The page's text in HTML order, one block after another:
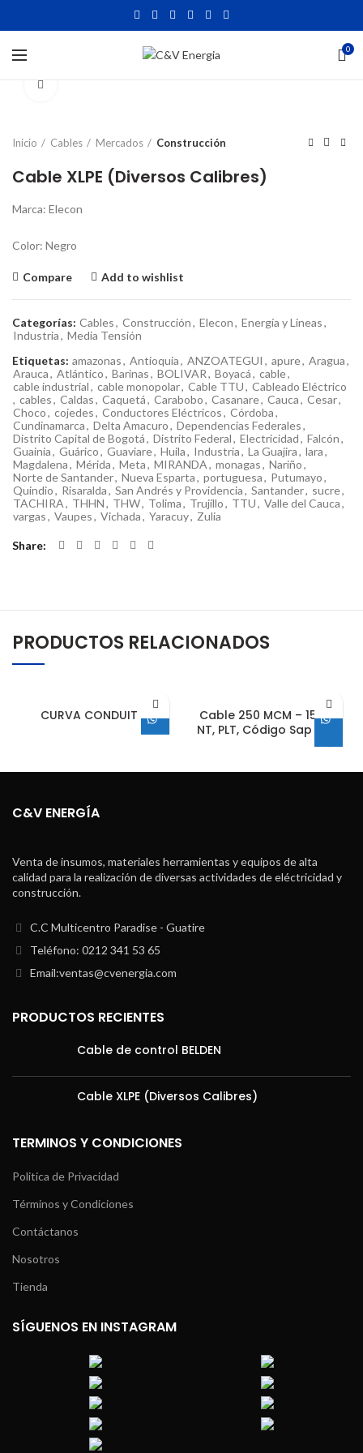
0
Inicio Cables Mercados Construcción
Cable XLPE (Diversos Calibres)
Marca: Elecon
Color: Negro
Compare Add to wishlist
Categorías: Cables, Construcción, Elecon, Energía y Lineas,
Industria, Media Tensión
Etiquetas: amazonas, Antioquia, ANZOATEGUI , apure, Aragua,
Arauca, Atlántico, Barinas, BOLIVAR, Boyacá, cable,
cable industrial, cable monopolar, Cable TTU, Cableado Eléctrico
, cables, Caldas, Caquetá, Carabobo, Casanare, Cauca, Cesar,
Choco, cojedes, Conductores Eléctricos, Córdoba,
Cundinamarca, Delta Amacuro, Dependencias Federales,
Distrito Capital de Bogotá, Distrito Federal, Electricidad, Falcón,
Guainia, Guárico, Guaviare, Huila, Industria, La Guajira, lara,
Magdalena, Mérida, Meta, MIRANDA, monagas, Nariño,
Norte de Santander, Nueva Esparta, portuguesa, Putumayo,
Quindio, Risaralda, San Andrés y Providencia, Santander, sucre,
TACHIRA, THHN, THW, Tolima, Trujillo, TTU, Valle del Cauca,
vargas, Vaupes, Vichada, Yaracuy, Zulia
Share
PRODUCTOS RELACIONADOS
CURVA CONDUIT 1″
Cable 250 MCM – 15 KV,
NT, PLT, Código Sap 945.
C&V ENERGÍA
Venta de insumos, materiales herramientas y equipos de alta
calidad para la realización de diversas actividades de eléctricidad y
construcción.
C.C Multicentro Paradise - Guatire
Teléfono: 0212 341 53 65
Email:ventas@cvenergia.com
PRODUCTOS RECIENTES
Cable de control BELDEN
Cable XLPE (Diversos Calibres)
TERMINOS Y CONDICIONES
Politica de Privacidad
Términos y Condiciones
Contáctanos
Nosotros
Tienda
SÍGUENOS EN INSTAGRAM